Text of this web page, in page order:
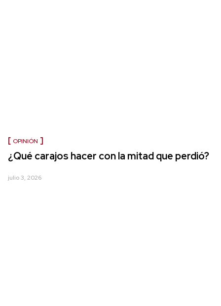
OPINIÓN
¿Qué carajos hacer con la mitad que perdió?
julio 3, 2026